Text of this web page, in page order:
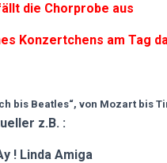
die Chorprobe aus
Konzertchens am Tag
bis Beatles“, von Mozart bis
z.B. :
! Linda Amiga